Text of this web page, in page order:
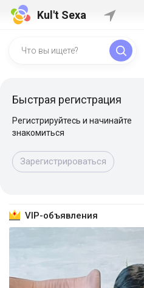
Kul't Sexa
Быстрая регистрация
Регистрируйтесь и начинайте
знакомиться
Зарегистрироваться
VIP-объявления